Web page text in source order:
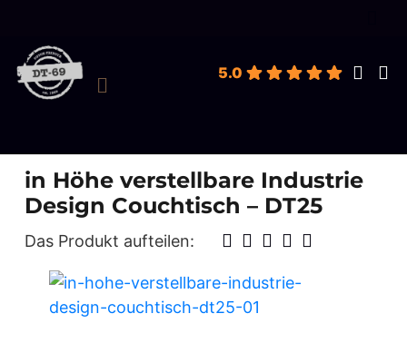
5.0
in Höhe verstellbare Industrie
Design Couchtisch – DT25
Das Produkt aufteilen: